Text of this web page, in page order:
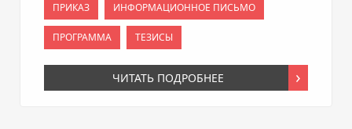
ПРИКАЗ ИНФОРМАЦИОННОЕ ПИСЬМО
ПРОГРАММА ТЕЗИСЫ
ЧИТАТЬ ПОДРОБНЕЕ